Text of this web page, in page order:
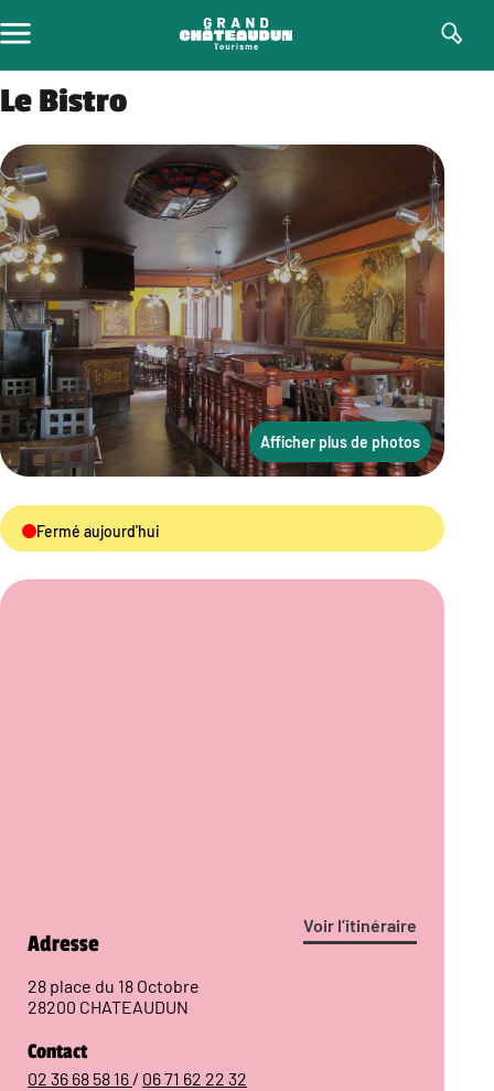
au
contenu
Le Bistro
Afficher plus de photos
Fermé aujourd'hui
Voir l’itinéraire
Adresse
28 place du 18 Octobre
28200 CHATEAUDUN
Contact
02 36 68 58 16 / 06 71 62 22 32